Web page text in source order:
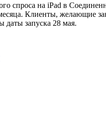
спроса на iPad в
Клиенты, желающие
даты запуска 28 мая.